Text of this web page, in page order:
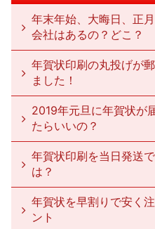
年末年始、大晦日、正
会社はあるの？どこ？
年賀状印刷の丸投げが
ました！
2019年元旦に年賀状が
たらいいの？
年賀状印刷を当日発送
は？
年賀状を早割りで安く
ント